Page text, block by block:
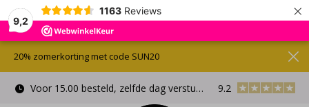
9,2
1163 Reviews ×
Voor 15.00 besteld, zelfde dag verstuurd Gratis
9.2
20% zomerkorting met code SUN20